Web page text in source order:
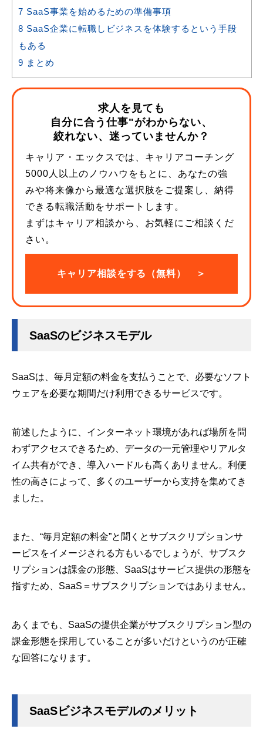
7 SaaS事業を始めるための準備事項
8 SaaS企業に転職しビジネスを体験するという手段
もある
9 まとめ
求人を見ても
自分に合う仕事"がわからない、
絞れない、迷っていませんか？
キャリア・エックスでは、キャリアコーチング
5000人以上のノウハウをもとに、あなたの強
みや将来像から最適な選択肢をご提案し、納得
できる転職活動をサポートします。
まずはキャリア相談から、お気軽にご相談くだ
さい。
キャリア相談をする（無料） ＞
SaaSのビジネスモデル
SaaSは、毎月定額の料金を支払うことで、必要なソフト
ウェアを必要な期間だけ利用できるサービスです。
前述したように、インターネット環境があれば場所を問
わずアクセスできるため、データの一元管理やリアルタ
イム共有ができ、導入ハードルも高くありません。利便
性の高さによって、多くのユーザーから支持を集めてき
ました。
また、“毎月定額の料金”と聞くとサブスクリプションサ
ービスをイメージされる方もいるでしょうが、サブスク
リプションは課金の形態、SaaSはサービス提供の形態を
指すため、SaaS＝サブスクリプションではありません。
あくまでも、SaaSの提供企業がサブスクリプション型の
課金形態を採用していることが多いだけというのが正確
な回答になります。
SaaSビジネスモデルのメリット